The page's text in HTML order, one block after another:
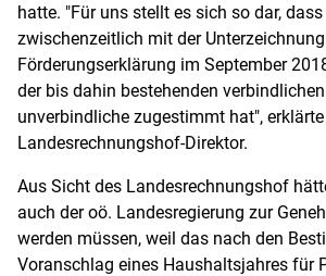
hatte. "Für uns stellt es sich so dar,
zwischenzeitlich mit der
Förderungserklärung im September
der bis dahin bestehenden
unverbindliche zugestimmt hat",
Landesrechnungshof-Direktor.
Aus Sicht des Landesrechnungshof
auch der oö. Landesregierung zur
werden müssen, weil das nach den
Voranschlag eines Haushaltsjahres für